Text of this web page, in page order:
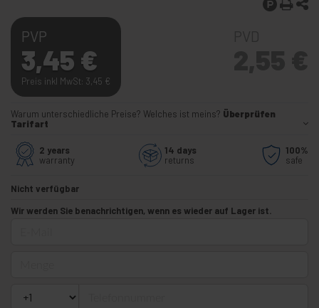
PVP
3,45 €
Preis inkl MwSt: 3,45 €
Warum unterschiedliche Preise? Welches ist meins? Überprüfen
Tarifart
2 years
warranty
14 days
returns
100%
safe
Nicht verfügbar
Wir werden Sie benachrichtigen, wenn es wieder auf Lager ist.